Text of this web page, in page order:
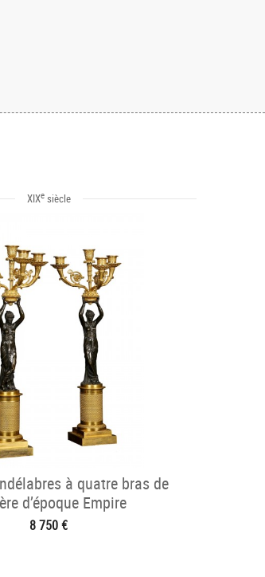
XIXesiècle
à quatre bras de
d’époque Empire
8 750 €